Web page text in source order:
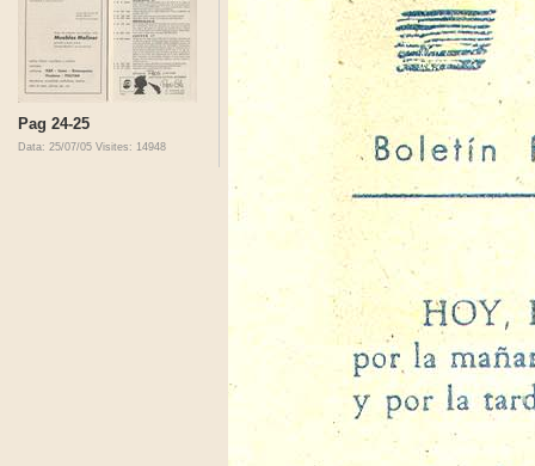
Pag 24-25
Data: 25/07/05 Visites: 14948